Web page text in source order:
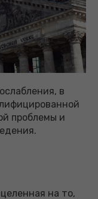
в
проблемы и
на то,